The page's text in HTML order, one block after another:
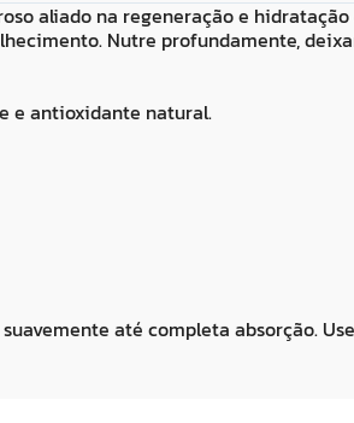
aliado na regeneração e
Nutre profundamente,
e antioxidante natural.
até completa absorção.